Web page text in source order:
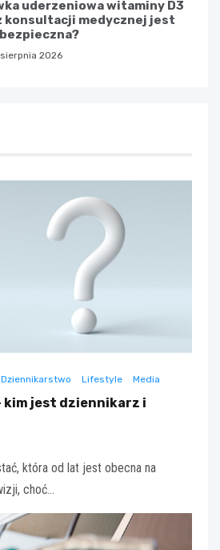
uderzeniowa witaminy D3
konsultacji medycznej jest
2026
Dziennikarstwo Lifestyle Media
kim jest dziennikarz i
która od lat jest obecna na
choć…